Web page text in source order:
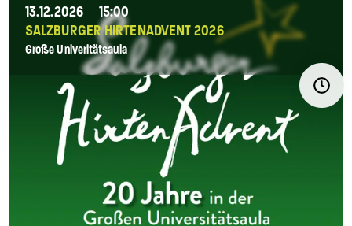
13.12.2026
15:00
SALZBURGER HIRTENADVENT 2026
Große Univeritätsaula